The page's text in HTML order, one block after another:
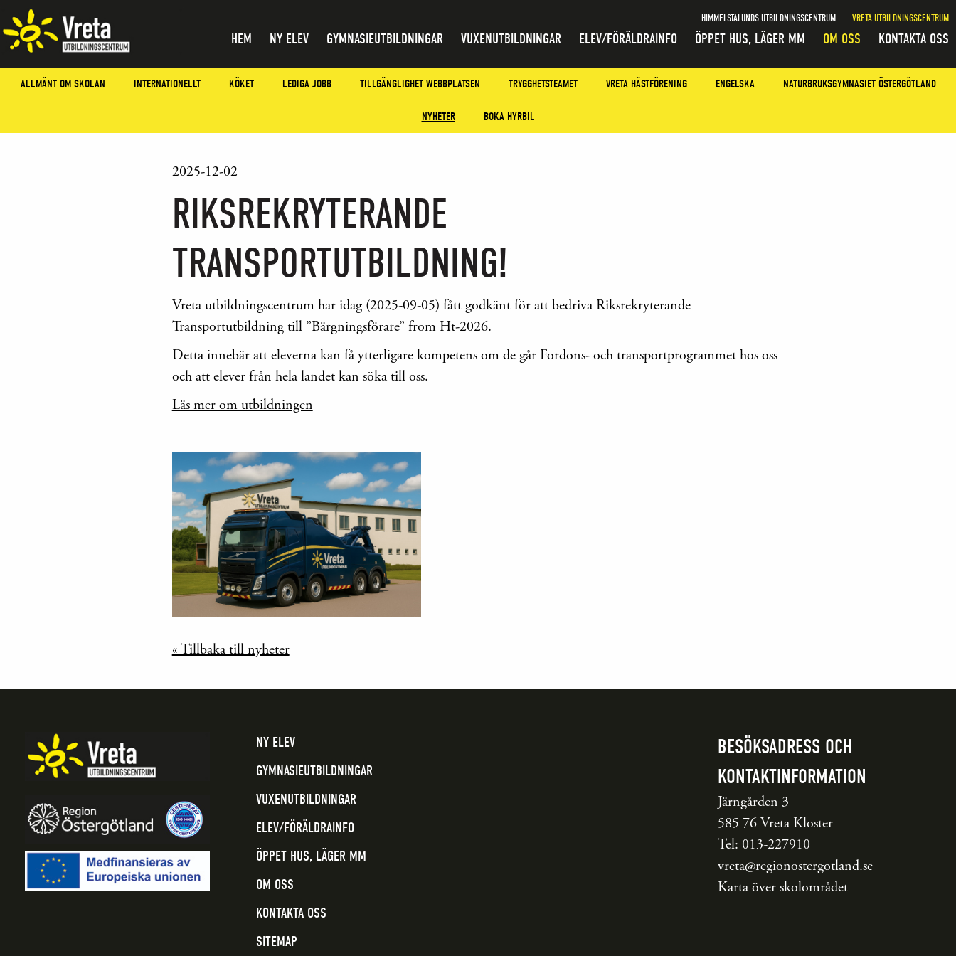
HIMMELSTALUNDS UTBILDNINGSCENTRUM VRETA UTBILDNINGSCENTRUM
HEM NY ELEV GYMNASIEUTBILDNINGAR VUXENUTBILDNINGAR ELEV/FÖRÄLDRAINFO ÖPPET HUS, LÄGER MM OM OSS KONTAKTA OSS
ALLMÄNT OM SKOLAN INTERNATIONELLT KÖKET LEDIGA JOBB TILLGÄNGLIGHET WEBBPLATSEN TRYGGHETSTEAMET VRETA HÄSTFÖRENING ENGELSKA NATURBRUKSGYMNASIET ÖSTERGÖTLAND
NYHETER BOKA HYRBIL
2025-12-02
RIKSREKRYTERANDE
TRANSPORTUTBILDNING!
Vreta utbildningscentrum har idag (2025-09-05) fått godkänt för att bedriva Riksrekryterande
Transportutbildning till ”Bärgningsförare” from Ht-2026.
Detta innebär att eleverna kan få ytterligare kompetens om de går Fordons- och transportprogrammet hos oss
och att elever från hela landet kan söka till oss.
Läs mer om utbildningen
« Tillbaka till nyheter
NY ELEV
GYMNASIEUTBILDNINGAR
VUXENUTBILDNINGAR
ELEV/FÖRÄLDRAINFO
ÖPPET HUS, LÄGER MM
OM OSS
KONTAKTA OSS
SITEMAP
BESÖKSADRESS OCH
KONTAKTINFORMATION
Järngården 3
585 76 Vreta Kloster
Tel: 013-227910
vreta@regionostergotland.se
Karta över skolområdet